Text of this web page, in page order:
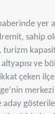
yer
sahip
ve
çeken